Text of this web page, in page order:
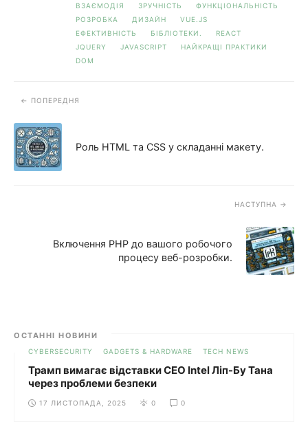
ВЗАЄМОДІЯ
ЗРУЧНІСТЬ
ФУНКЦІОНАЛЬНІСТЬ
РОЗРОБКА
ДИЗАЙН
VUE.JS
ЕФЕКТИВНІСТЬ
БІБЛІОТЕКИ.
REACT
JQUERY
JAVASCRIPT
НАЙКРАЩІ ПРАКТИКИ
DOM
ПОПЕРЕДНЯ
Роль HTML та CSS у складанні макету.
НАСТУПНА
Включення PHP до вашого робочого
процесу веб-розробки.
ОСТАННІ НОВИНИ
CYBERSECURITY GADGETS & HARDWARE TECH NEWS
Трамп вимагає відставки CEO Intel Ліп-Бу Тана
через проблеми безпеки
17 ЛИСТОПАДА, 2025 0 0